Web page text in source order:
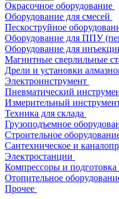
Окрасочное оборудование
Оборудование для смесей
Пескоструйное
Оборудование для ППУ
Оборудование для
Магнитные сверлильные
Дрели и установки
Электроинструмент
Пневматический
Измерительный
Техника для склада
Грузоподъемное
Строительное
Сантехническое и
Электростанции
Компрессоры и подготовка
Отопительное
Прочее